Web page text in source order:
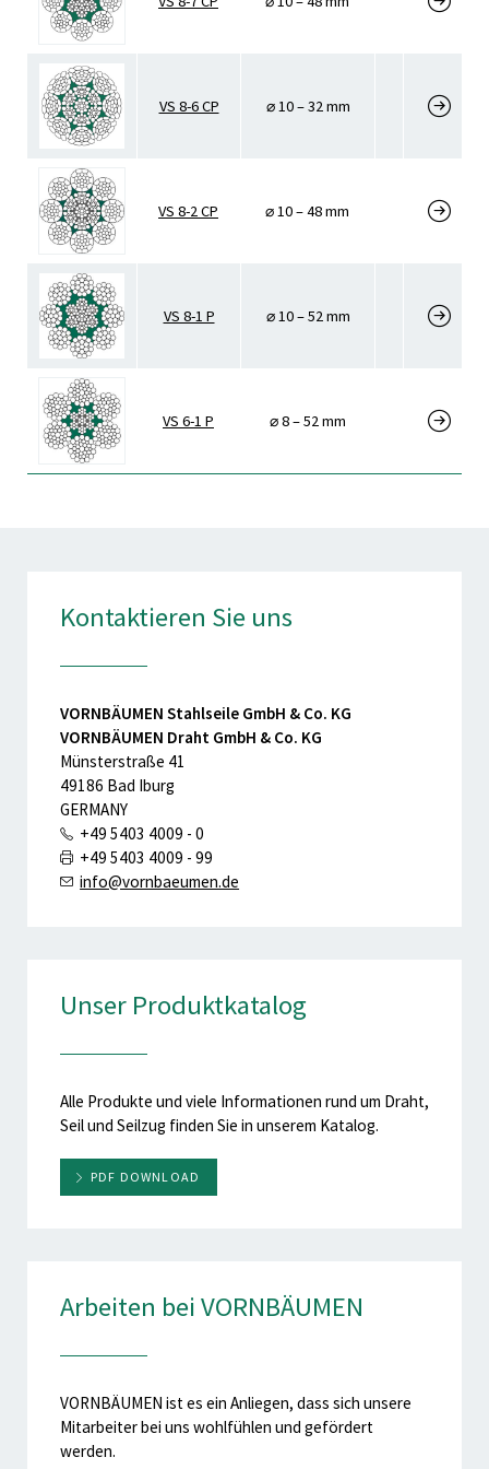
VS 8-6 CP ⌀ 10 – 32 mm
VS 8-2 CP ⌀ 10 – 48 mm
VS 8-1 P ⌀ 10 – 52 mm
VS 6-1 P ⌀ 8 – 52 mm
Kontaktieren Sie uns
VORNBÄUMEN Stahlseile GmbH & Co. KG
VORNBÄUMEN Draht GmbH & Co. KG
Münsterstraße 41
49186 Bad Iburg
GERMANY
+49 5403 4009 - 0
+49 5403 4009 - 99
info@vornbaeumen.de
Unser Produktkatalog
Alle Produkte und viele Informationen rund um Draht,
Seil und Seilzug finden Sie in unserem Katalog.
PDF DOWNLOAD
Arbeiten bei VORNBÄUMEN
VORNBÄUMEN ist es ein Anliegen, dass sich unsere
Mitarbeiter bei uns wohlfühlen und gefördert
werden.